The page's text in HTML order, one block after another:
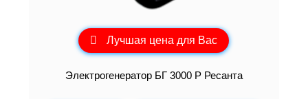
Лучшая цена для Вас
Электрогенератор БГ 3000 Р Ресанта